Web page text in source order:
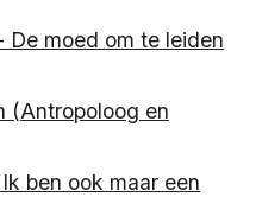
De moed om te leiden
(Antropoloog en
ben ook maar een